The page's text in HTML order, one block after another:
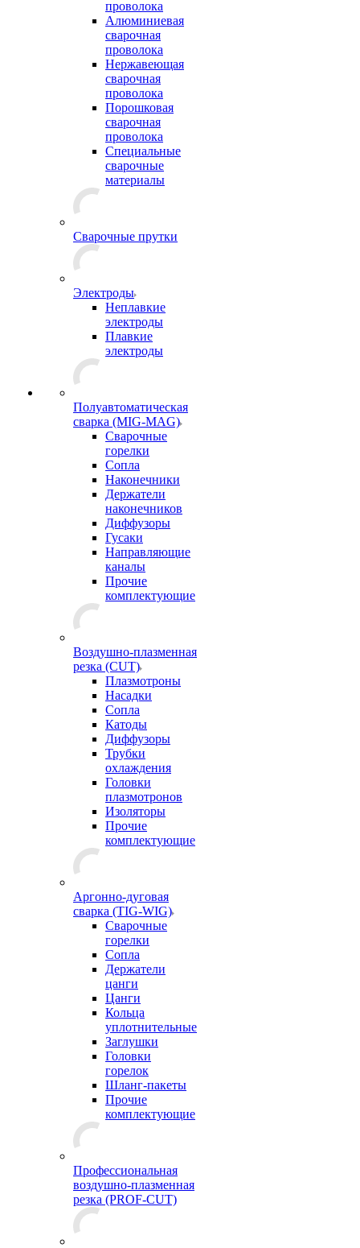
проволока
Алюминиевая
сварочная
проволока
Нержавеющая
сварочная
проволока
Порошковая
сварочная
проволока
Специальные
сварочные
материалы
Сварочные прутки
Электроды
Неплавкие
электроды
Плавкие
электроды
Полуавтоматическая
сварка (MIG-MAG)
Сварочные
горелки
Сопла
Наконечники
Держатели
наконечников
Диффузоры
Гусаки
Направляющие
каналы
Прочие
комплектующие
Воздушно-плазменная
резка (CUT)
Плазмотроны
Насадки
Сопла
Катоды
Диффузоры
Трубки
охлаждения
Головки
плазмотронов
Изоляторы
Прочие
комплектующие
Аргонно-дуговая
сварка (TIG-WIG)
Сварочные
горелки
Сопла
Держатели
цанги
Цанги
Кольца
уплотнительные
Заглушки
Головки
горелок
Шланг-пакеты
Прочие
комплектующие
Профессиональная
воздушно-плазменная
резка (PROF-CUT)